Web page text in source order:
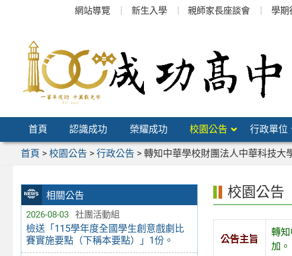
網站導覽 新生入學 親師家長座談會 學期
首頁 認識成功 榮耀成功 校園公告 行政單位
首頁 > 校園公告 > 行政公告 > 轉知中華學校財團法人中華科技大
相關公告
2026-08-03 社團活動組
檢送「115學年度全國學生創意戲劇比
賽實施要點（下稱本要點）」1份。
校園公告
公告主旨
轉
加。